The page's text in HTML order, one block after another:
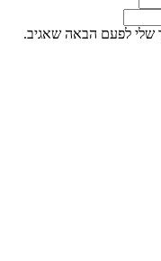
שלי לפעם הבאה שאגיב.